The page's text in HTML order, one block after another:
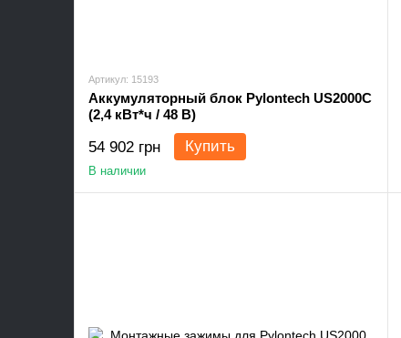
Артикул: 15193
Аккумуляторный блок Pylontech US2000C
(2,4 кВт*ч / 48 В)
54 902 грн Купить
В наличии